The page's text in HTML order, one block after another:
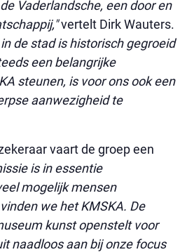
Vaderlandsche, een door en
vertelt Dirk Wauters.
de stad is historisch gegroeid
een belangrijke
steunen, is voor ons ook een
aanwezigheid te
vaart de groep een
is in essentie
mogelijk mensen
we het KMSKA. De
kunst openstelt voor
naadloos aan bij onze focus